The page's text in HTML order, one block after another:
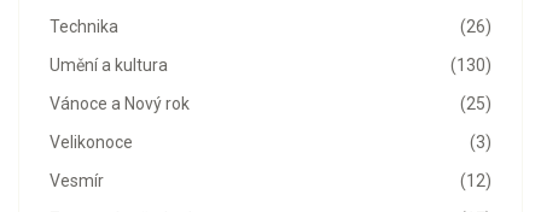
(26)
Technika
(130)
Umění a kultura
(25)
Vánoce a Nový rok
(3)
Velikonoce
(12)
Vesmír